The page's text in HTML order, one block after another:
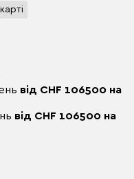
від CHF 106500 на
від CHF 106500 на